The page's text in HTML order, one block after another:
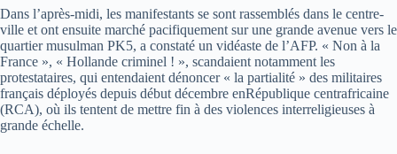
Dans l’après-midi, les manifestants se sont rassemblés dans le centre-
ville et ont ensuite marché pacifiquement sur une grande avenue vers le
quartier musulman PK5, a constaté un vidéaste de l’AFP. « Non à la
France », « Hollande criminel ! », scandaient notamment les
protestataires, qui entendaient dénoncer « la partialité » des militaires
français déployés depuis début décembre enRépublique centrafricaine
(RCA), où ils tentent de mettre fin à des violences interreligieuses à
grande échelle.